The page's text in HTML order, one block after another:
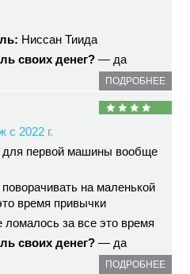
Ниссан Тиида
своих денег? — да
ПОДРОБНЕЕ
с 2022 г.
для первой машины вообще
на маленькой
время привычки
ломалось за все это время
своих денег? — да
ПОДРОБНЕЕ